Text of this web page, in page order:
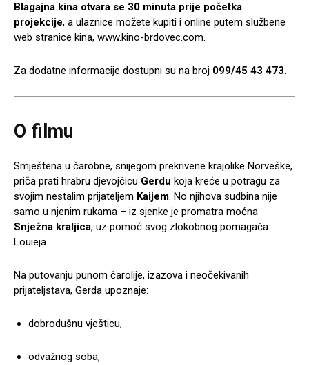
Blagajna kina otvara se 30 minuta prije početka
projekcije, a ulaznice možete kupiti i online putem službene
web stranice kina, www.kino-brdovec.com.
Za dodatne informacije dostupni su na broj 099/45 43 473.
O filmu
Smještena u čarobne, snijegom prekrivene krajolike Norveške,
priča prati hrabru djevojčicu Gerdu koja kreće u potragu za
svojim nestalim prijateljem Kaijem. No njihova sudbina nije
samo u njenim rukama – iz sjenke je promatra moćna
Snježna kraljica, uz pomoć svog zlokobnog pomagača
Louieja.
Na putovanju punom čarolije, izazova i neočekivanih
prijateljstava, Gerda upoznaje:
dobrodušnu vješticu,
odvažnog soba,